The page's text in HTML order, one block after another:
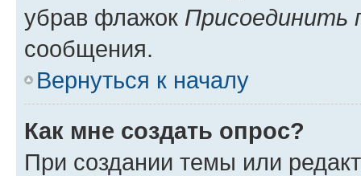
убрав флажок Присоединить
сообщения.
Вернуться к началу
Как мне создать опрос?
При создании темы или